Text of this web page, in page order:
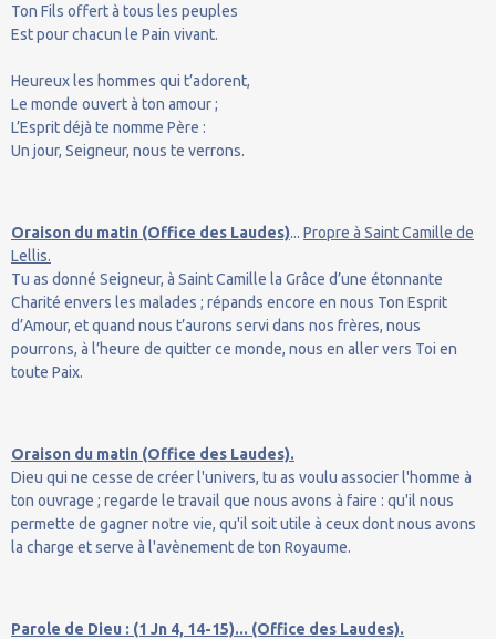
Ton Fils offert à tous les peuples
Est pour chacun le Pain vivant.
Heureux les hommes qui t’adorent,
Le monde ouvert à ton amour ;
L’Esprit déjà te nomme Père :
Un jour, Seigneur, nous te verrons.
Oraison du matin (Office des Laudes)... Propre à Saint Camille de
Lellis.
Tu as donné Seigneur, à Saint Camille la Grâce d’une étonnante
Charité envers les malades ; répands encore en nous Ton Esprit
d’Amour, et quand nous t’aurons servi dans nos frères, nous
pourrons, à l’heure de quitter ce monde, nous en aller vers Toi en
toute Paix.
Oraison du matin (Office des Laudes).
Dieu qui ne cesse de créer l'univers, tu as voulu associer l'homme à
ton ouvrage ; regarde le travail que nous avons à faire : qu'il nous
permette de gagner notre vie, qu'il soit utile à ceux dont nous avons
la charge et serve à l'avènement de ton Royaume.
Parole de Dieu : (1 Jn 4, 14-15)... (Office des Laudes).